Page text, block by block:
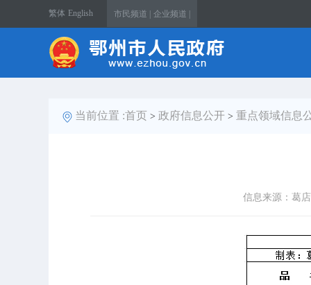
繁体 English 市民频道 | 企业频道 |
当前位置 :首页 > 政府信息公开 > 重点领域信息
信息来源：葛